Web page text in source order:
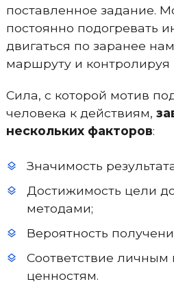
поставленное задание.
постоянно подогревать
двигаться по заранее
маршруту и контролируя
Сила, с которой мотив
человека к действиям,
нескольких факторов:
Значимость
Достижимость цели
методами;
Вероятность
Соответствие личным
ценностям.